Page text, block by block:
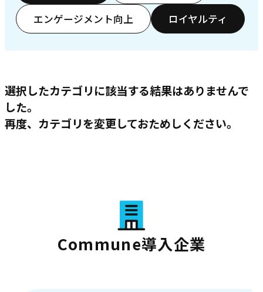
エンゲージメント向上 ロイヤルティ
選択したカテゴリに該当する結果はありませんで
した。
再度、カテゴリを変更しておためしください。
Commune導入企業